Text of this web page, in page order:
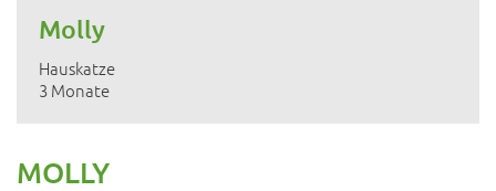
Molly
Hauskatze
3 Monate
MOLLY